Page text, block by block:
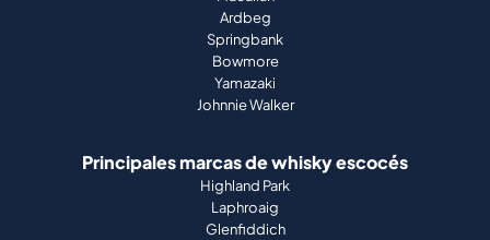
Ardbeg
Springbank
Bowmore
Yamazaki
Johnnie Walker
Principales marcas de whisky escocés
Highland Park
Laphroaig
Glenfiddich